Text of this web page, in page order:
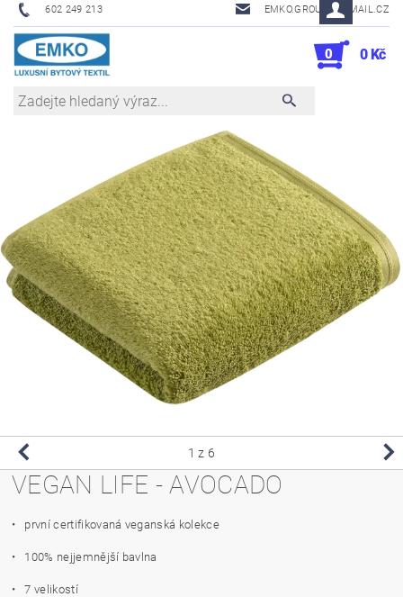
602 249 213 EMKO.GROUSL@EMAIL.CZ
0 0 Kč
1 z 6
VEGAN LIFE - AVOCADO
• první certifikovaná veganská kolekce
• 100% nejjemnější bavlna
• 7 velikostí